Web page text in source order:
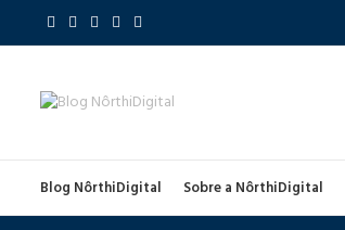
Blog NôrthiDigital Sobre a NôrthiDigital